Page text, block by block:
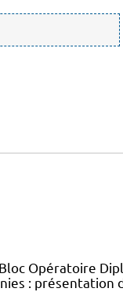
Opératoire
: présentation